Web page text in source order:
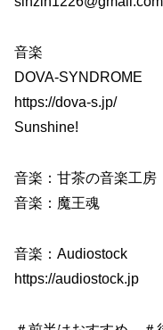
音楽
DOVA-SYNDROME
https://dova-s.jp/​
Sunshine!
音楽：甘茶の音楽工房
音楽：魔王魂
音楽：Audiostock
https://audiostock.jp